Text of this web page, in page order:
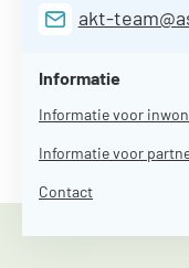
akt-
Informatie
Informatie voor
Informatie voor
Contact